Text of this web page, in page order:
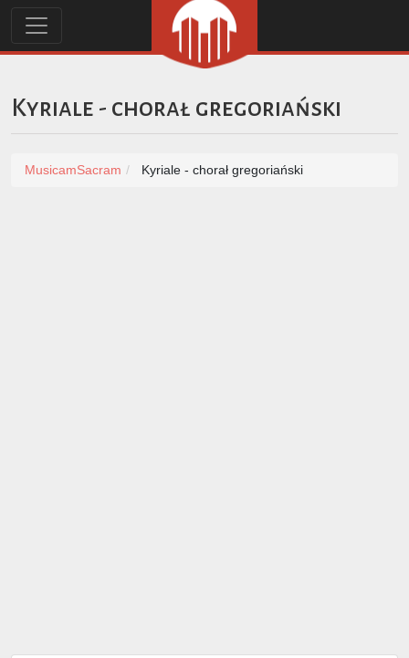
Kyriale - chorał gregoriański
MusicamSacram Kyriale - chorał gregoriański